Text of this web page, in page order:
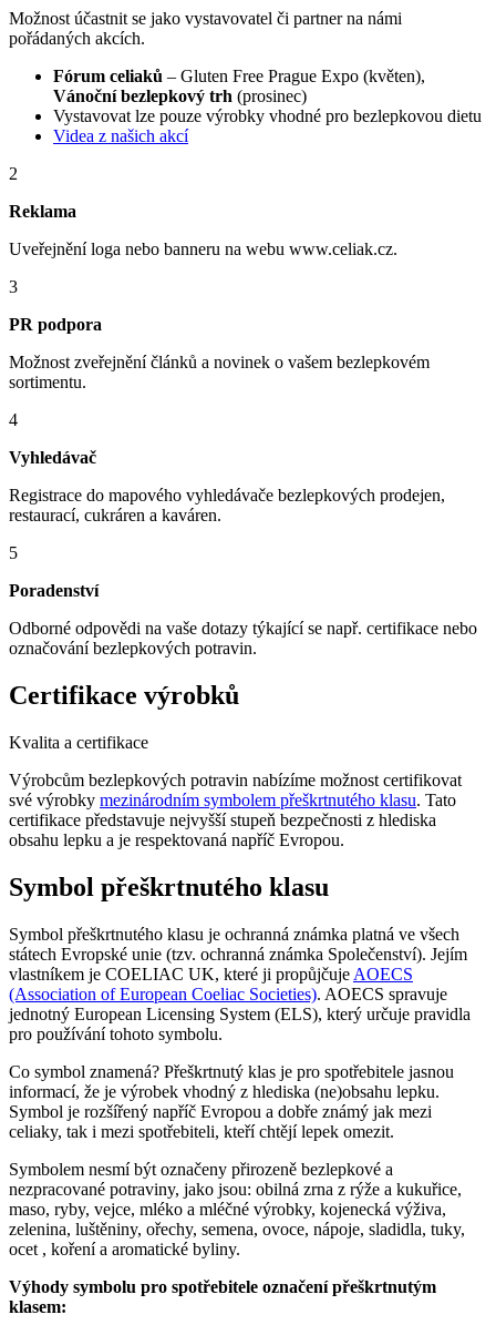
Možnost účastnit se jako vystavovatel či partner na námi
pořádaných akcích.
Fórum celiaků – Gluten Free Prague Expo (květen),
Vánoční bezlepkový trh (prosinec)
Vystavovat lze pouze výrobky vhodné pro bezlepkovou dietu
Videa z našich akcí
2
Reklama
Uveřejnění loga nebo banneru na webu www.celiak.cz.
3
PR podpora
Možnost zveřejnění článků a novinek o vašem bezlepkovém
sortimentu.
4
Vyhledávač
Registrace do mapového vyhledávače bezlepkových prodejen,
restaurací, cukráren a kaváren.
5
Poradenství
Odborné odpovědi na vaše dotazy týkající se např. certifikace nebo
označování bezlepkových potravin.
Certifikace výrobků
Kvalita a certifikace
Výrobcům bezlepkových potravin nabízíme možnost certifikovat
své výrobky mezinárodním symbolem přeškrtnutého klasu. Tato
certifikace představuje nejvyšší stupeň bezpečnosti z hlediska
obsahu lepku a je respektovaná napříč Evropou.
Symbol přeškrtnutého klasu
Symbol přeškrtnutého klasu je ochranná známka platná ve všech
státech Evropské unie (tzv. ochranná známka Společenství). Jejím
vlastníkem je COELIAC UK, které ji propůjčuje AOECS
(Association of European Coeliac Societies). AOECS spravuje
jednotný European Licensing System (ELS), který určuje pravidla
pro používání tohoto symbolu.
Co symbol znamená? Přeškrtnutý klas je pro spotřebitele jasnou
informací, že je výrobek vhodný z hlediska (ne)obsahu lepku.
Symbol je rozšířený napříč Evropou a dobře známý jak mezi
celiaky, tak i mezi spotřebiteli, kteří chtějí lepek omezit.
Symbolem nesmí být označeny přirozeně bezlepkové a
nezpracované potraviny, jako jsou: obilná zrna z rýže a kukuřice,
maso, ryby, vejce, mléko a mléčné výrobky, kojenecká výživa,
zelenina, luštěniny, ořechy, semena, ovoce, nápoje, sladidla, tuky,
ocet , koření a aromatické byliny.
Výhody symbolu pro spotřebitele označení přeškrtnutým
klasem: